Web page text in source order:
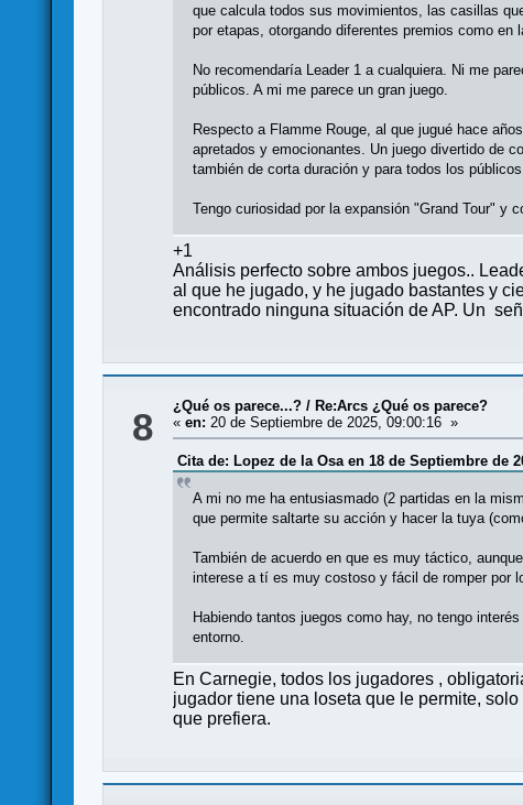
que calcula todos sus movimientos, las casillas
por etapas, otorgando diferentes premios como en
No recomendaría Leader 1 a cualquiera. Ni me
públicos. A mi me parece un gran juego.
Respecto a Flamme Rouge, al que jugué hace
apretados y emocionantes. Un juego divertido de
también de corta duración y para todos los públicos.
Tengo curiosidad por la expansión "Grand Tour" y
+1
Análisis perfecto sobre ambos juegos..
al que he jugado, y he jugado bastantes y
encontrado ninguna situación de AP. Un
8 ¿Qué os parece...? / Re:Arcs ¿Qué os parece?
«en: 20 de Septiembre de 2025, 09:00:16 »
Cita de: Lopez de la Osa en 18 de Septiembre de
A mi no me ha entusiasmado (2 partidas en la
que permite saltarte su acción y hacer la tuya
También de acuerdo en que es muy táctico,
interese a tí es muy costoso y fácil de romper por
Habiendo tantos juegos como hay, no tengo
entorno.
En Carnegie, todos los jugadores ,
jugador tiene una loseta que le permite,
que prefiera.